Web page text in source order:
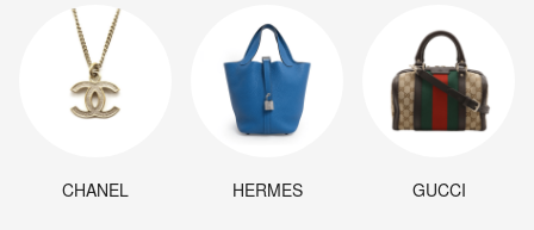
CHANEL HERMES GUCCI